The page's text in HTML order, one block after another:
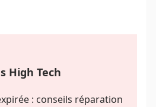
High Tech
: conseils réparation